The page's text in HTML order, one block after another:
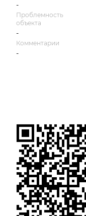
-
Проблемность
объекта
-
Комментарии
-